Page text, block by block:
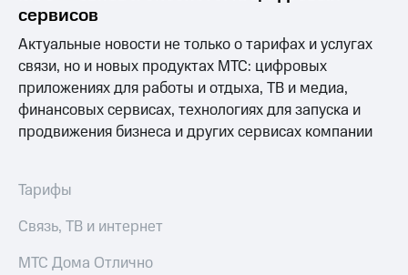
о технологиях
Достижения
Интервью
Пригласить
спикера
сервисов
Актуальные новости не только о тарифах и услугах
связи, но и новых продуктах МТС: цифровых
приложениях для работы и отдыха, ТВ и медиа,
финансовых сервисах, технологиях для запуска и
продвижения бизнеса и других сервисах компании
Тарифы
Связь, ТВ и интернет
МТС Дома Отлично